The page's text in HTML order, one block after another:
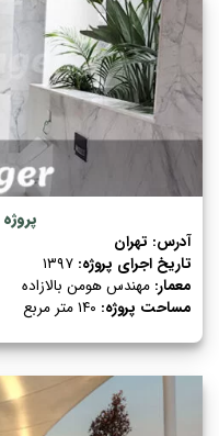
آدرس: تهران
تاریخ اجرای پروژه:
معمار: مهندس هومن بالازاده
مساحت پروژه: